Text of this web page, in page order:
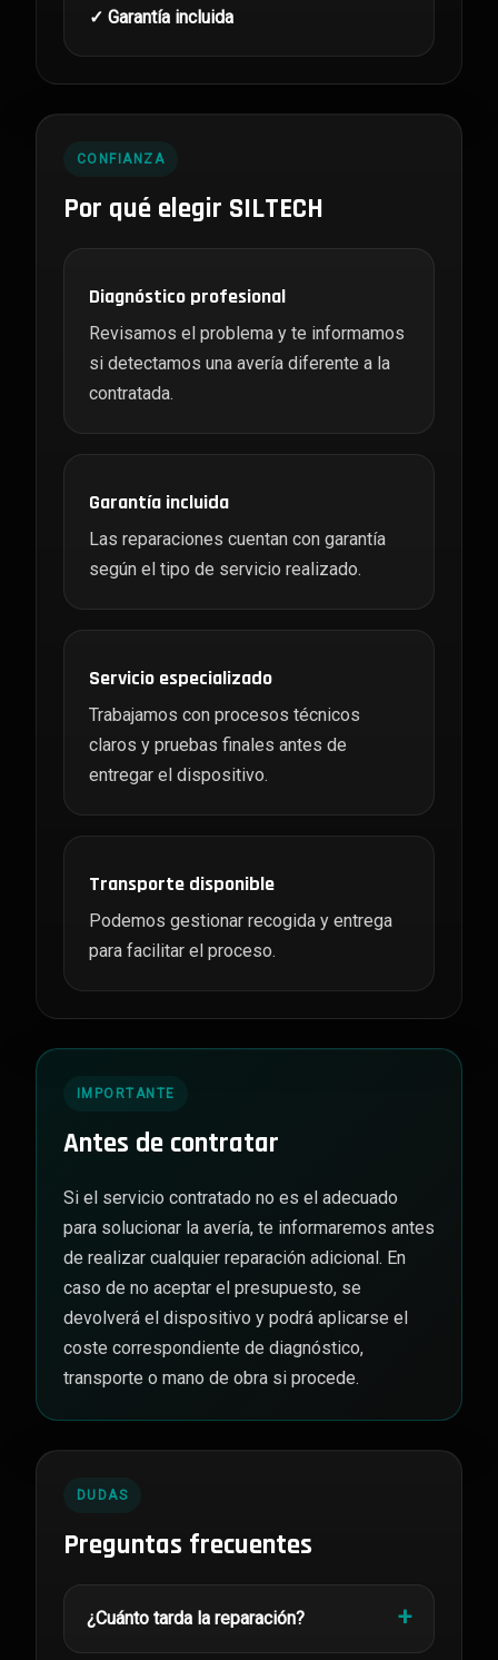
✓ Garantía incluida
CONFIANZA
Por qué elegir SILTECH
Diagnóstico profesional
Revisamos el problema y te informamos
si detectamos una avería diferente a la
contratada.
Garantía incluida
Las reparaciones cuentan con garantía
según el tipo de servicio realizado.
Servicio especializado
Trabajamos con procesos técnicos
claros y pruebas finales antes de
entregar el dispositivo.
Transporte disponible
Podemos gestionar recogida y entrega
para facilitar el proceso.
IMPORTANTE
Antes de contratar
Si el servicio contratado no es el adecuado
para solucionar la avería, te informaremos antes
de realizar cualquier reparación adicional. En
caso de no aceptar el presupuesto, se
devolverá el dispositivo y podrá aplicarse el
coste correspondiente de diagnóstico,
transporte o mano de obra si procede.
DUDAS
Preguntas frecuentes
¿Cuánto tarda la reparación?